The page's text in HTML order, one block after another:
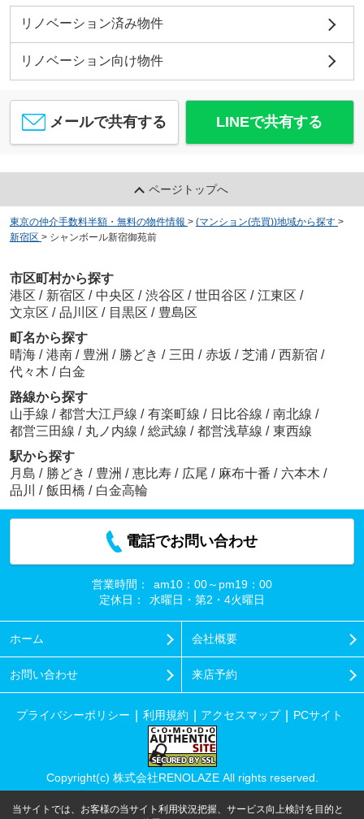
リノベーション済み物件
リノベーション向け物件
メールで共有する LINEで共有する
ページトップへ
東京の仲介手数料半額・無料の物件情報 > (マンション(売買))地域から探す >
新宿区 > シャンボール新宿御苑前
市区町村から探す
港区 / 新宿区 / 中央区 / 渋谷区 / 世田谷区 / 江東区 /
文京区 / 品川区 / 目黒区 / 豊島区
町名から探す
晴海 / 港南 / 豊洲 / 勝どき / 三田 / 赤坂 / 芝浦 / 西新宿 /
代々木 / 白金
路線から探す
山手線 / 都営大江戸線 / 有楽町線 / 日比谷線 / 南北線 /
都営三田線 / 丸ノ内線 / 総武線 / 都営浅草線 / 東西線
駅から探す
月島 / 勝どき / 豊洲 / 恵比寿 / 広尾 / 麻布十番 / 六本木 /
品川
/ 飯田橋 / 白金高輪
電話でお問い合わせ
営業時間：
am10：00～pm19：00
定休日：
水曜日・第2・4火曜日
ホーム 会社概要
お問い合わせ 来店予約
プライバシーポリシー 利用規約 アクセスマップ PCサイト
Copyright(c) 株式会社RENOLAZE All rights reserved.
当サイトでは、お客様の当サイト利用状況把握、サービス向上検討を目的と